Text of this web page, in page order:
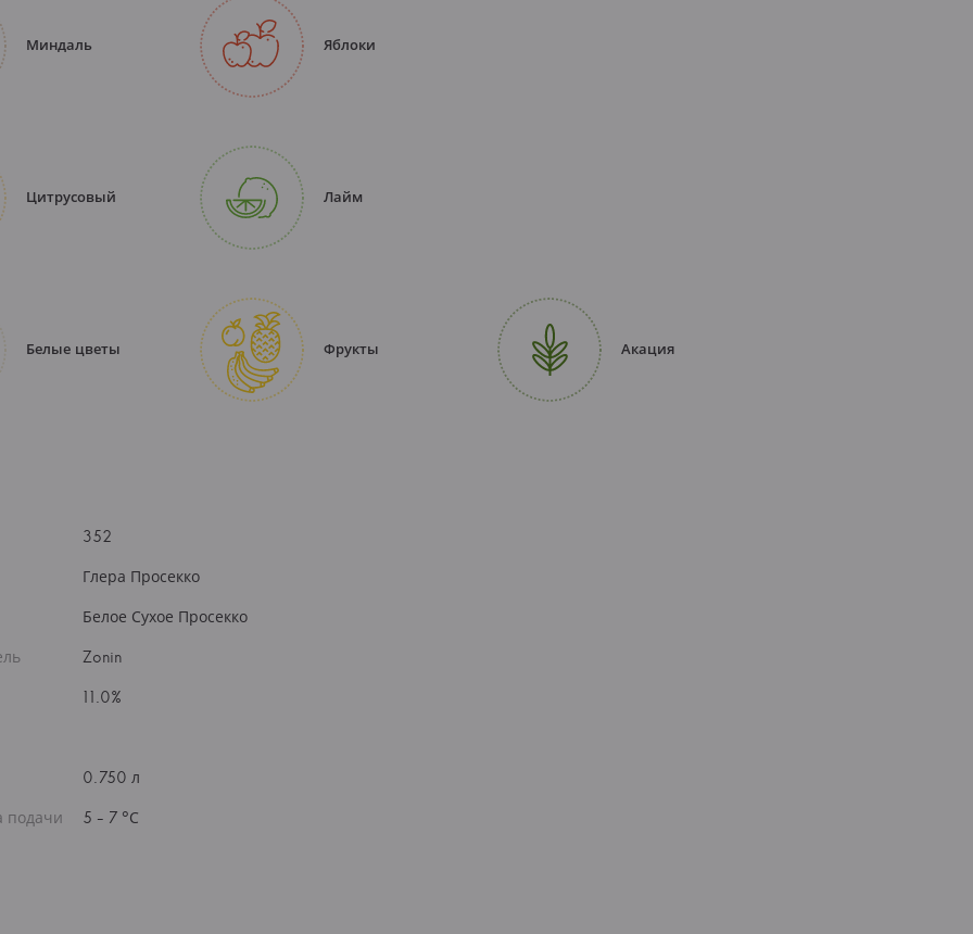
Миндаль Яблоки
Цитрусовый Лайм
Белые цветы Фрукты Акация
352
Глера Просекко
Белое Сухое Просекко
Zonin
11.0%
0.750 л
подачи 5 - 7 °С